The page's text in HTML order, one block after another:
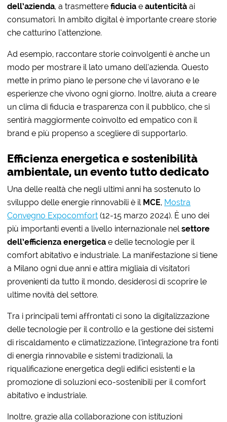
dell’azienda, a trasmetterefiducia eautenticità ai
consumatori. In ambito digital è importante creare storie
che catturino l’attenzione.
Ad esempio, raccontare storie coinvolgenti è anche un
modo per mostrare il lato umano dell’azienda. Questo
mette in primo piano le persone che vi lavorano e le
esperienze che vivono ogni giorno. Inoltre, aiuta a creare
un clima di fiducia e trasparenza con il pubblico, che si
sentirà maggiormente coinvolto ed empatico con il
brand e più propenso a scegliere di supportarlo.
Efficienza energetica e sostenibilità
ambientale, un evento tutto dedicato
Una delle realtà che negli ultimi anni ha sostenuto lo
sviluppo delle energie rinnovabili è il MCE, Mostra
Convegno Expocomfort (12-15 marzo 2024). È uno dei
più importanti eventi a livello internazionale nelsettore
dell’efficienza energeticae delle tecnologie per il
comfort abitativo e industriale. La manifestazione si tiene
a Milano ogni due anni e attira migliaia di visitatori
provenienti da tutto il mondo, desiderosi di scoprire le
ultime novità del settore.
Tra i principali temi affrontati ci sono la digitalizzazione
delle tecnologie per il controllo e la gestione dei sistemi
di riscaldamento e climatizzazione, l’integrazione tra fonti
di energia rinnovabile e sistemi tradizionali, la
riqualificazione energetica degli edifici esistenti e la
promozione di soluzioni eco-sostenibili per il comfort
abitativo e industriale.
Inoltre, grazie alla collaborazione con istituzioni